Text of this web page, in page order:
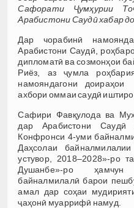
Сафорати Ҷумҳурии
Арабистони Саудӣ хабар
Дар чорабинӣ
Арабистони Саудӣ,
дипломатӣ ва созмонҳои
Риёз, аз ҷумла
намояндагони
ахбори оммаи саудӣ
Сафири Фавқулода ва
дар Арабистони Саудӣ
Конфронси 4-уми
Даҳсолаи
устувор, 2018–2028»-ро
Душанбе»-ро
байналмилалӣ барои
амал дар соҳаи
ҷаҳонӣ муаррифӣ намуд.